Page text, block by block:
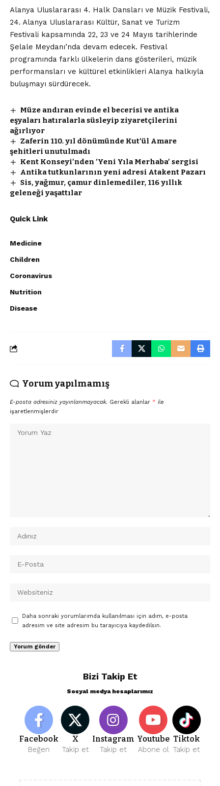
Alanya Uluslararası 4. Halk Dansları ve Müzik Festivali,
24. Alanya Uluslararası Kültür, Sanat ve Turizm
Festivali kapsamında 22, 23 ve 24 Mayıs tarihlerinde
Şelale Meydanı’nda devam edecek. Festival
programında farklı ülkelerin dans gösterileri, müzik
performansları ve kültürel etkinlikleri Alanya halkıyla
buluşmayı sürdürecek.
Müze andıran evinde el becerisi ve antika
eşyaları hatıralarla süsleyip ziyaretçilerini
ağırlıyor
Zaferin 110. yıl dönümünde Kut’ül Amare
şehitleri unutulmadı
Kent Konseyi’nden ’Yeni Yıla Merhaba’ sergisi
Antika tutkunlarının yeni adresi Atakent Pazarı
Sis, yağmur, çamur dinlemediler, 116 yıllık
geleneği yaşattılar
Quick Link
Medicine
Children
Coronavirus
Nutrition
Disease
Yorum yapılmamış
E-posta adresiniz yayınlanmayacak. Gerekli alanlar * ile
işaretlenmişlerdir
Daha sonraki yorumlarımda kullanılması için adım, e-posta
adresim ve site adresim bu tarayıcıya kaydedilsin.
Bizi Takip Et
Sosyal medya hesaplarımız
Facebook
Beğen
X
Takip et
Instagram
Takip et
Youtube
Abone ol
Tiktok
Takip et